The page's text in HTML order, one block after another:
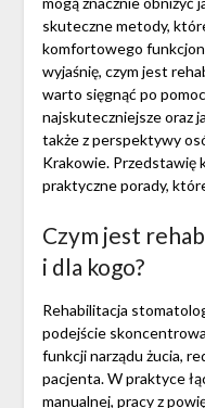
skuteczne metody,
komfortowego
wyjaśnię, czym jest
warto sięgnąć po
najskuteczniejsze oraz
także z perspektywy
Krakowie. Przedstawię
praktyczne porady,
Czym jest
i dla kogo?
Rehabilitacja
podejście
funkcji narządu żucia,
pacjenta. W praktyce
manualnej, pracy z